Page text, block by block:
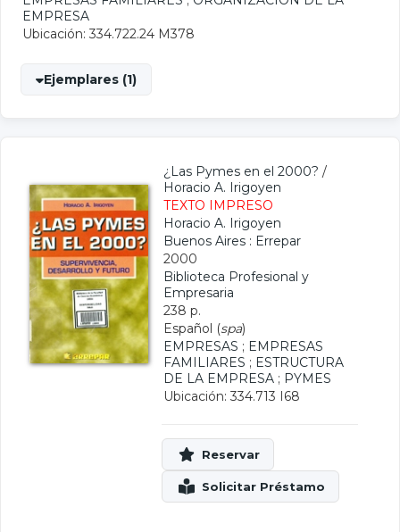
EMPRESA
Ubicación: 334.722.24 M378
Ejemplares (1)
¿Las Pymes en el 2000? /
Horacio A. Irigoyen
TEXTO IMPRESO
Horacio A. Irigoyen
Buenos Aires : Errepar
2000
Biblioteca Profesional y
Empresaria
238 p.
Español (spa)
EMPRESAS ; EMPRESAS
FAMILIARES ; ESTRUCTURA
DE LA EMPRESA ; PYMES
Ubicación: 334.713 I68